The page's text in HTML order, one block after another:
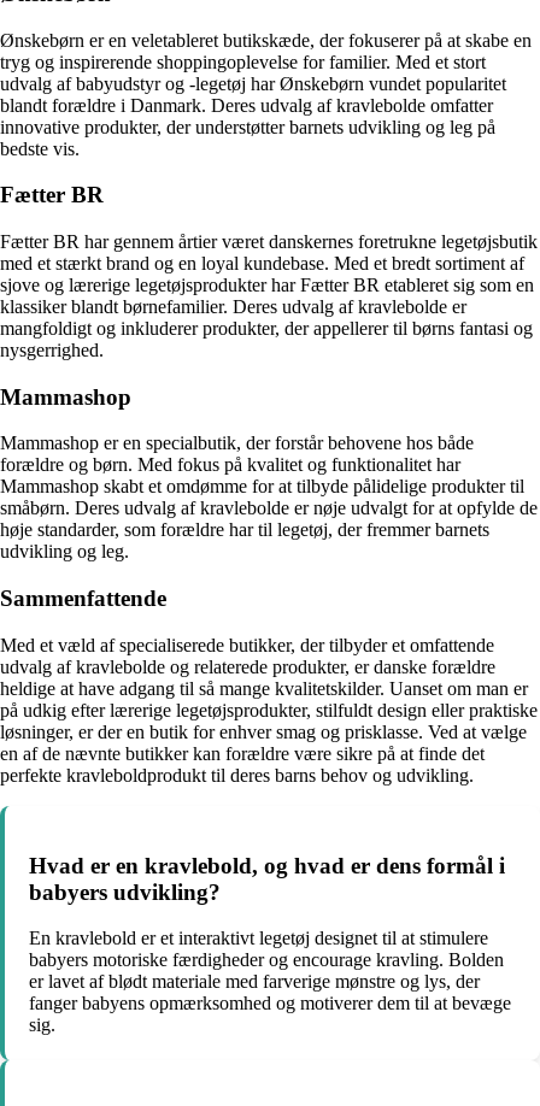
Ønskebørn er en veletableret butikskæde, der fokuserer på at skabe en
tryg og inspirerende shoppingoplevelse for familier. Med et stort
udvalg af babyudstyr og -legetøj har Ønskebørn vundet popularitet
blandt forældre i Danmark. Deres udvalg af kravlebolde omfatter
innovative produkter, der understøtter barnets udvikling og leg på
bedste vis.
Fætter BR
Fætter BR har gennem årtier været danskernes foretrukne legetøjsbutik
med et stærkt brand og en loyal kundebase. Med et bredt sortiment af
sjove og lærerige legetøjsprodukter har Fætter BR etableret sig som en
klassiker blandt børnefamilier. Deres udvalg af kravlebolde er
mangfoldigt og inkluderer produkter, der appellerer til børns fantasi og
nysgerrighed.
Mammashop
Mammashop er en specialbutik, der forstår behovene hos både
forældre og børn. Med fokus på kvalitet og funktionalitet har
Mammashop skabt et omdømme for at tilbyde pålidelige produkter til
småbørn. Deres udvalg af kravlebolde er nøje udvalgt for at opfylde de
høje standarder, som forældre har til legetøj, der fremmer barnets
udvikling og leg.
Sammenfattende
Med et væld af specialiserede butikker, der tilbyder et omfattende
udvalg af kravlebolde og relaterede produkter, er danske forældre
heldige at have adgang til så mange kvalitetskilder. Uanset om man er
på udkig efter lærerige legetøjsprodukter, stilfuldt design eller praktiske
løsninger, er der en butik for enhver smag og prisklasse. Ved at vælge
en af de nævnte butikker kan forældre være sikre på at finde det
perfekte kravleboldprodukt til deres barns behov og udvikling.
Hvad er en kravlebold, og hvad er dens formål i
babyers udvikling?
En kravlebold er et interaktivt legetøj designet til at stimulere
babyers motoriske færdigheder og encourage kravling. Bolden
er lavet af blødt materiale med farverige mønstre og lys, der
fanger babyens opmærksomhed og motiverer dem til at bevæge
sig.